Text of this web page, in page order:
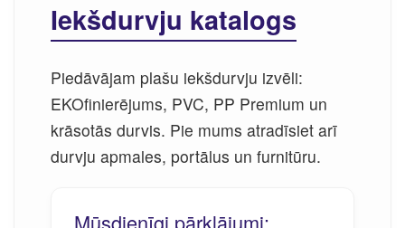
Iekšdurvju katalogs
Piedāvājam plašu iekšdurvju izvēli:
EKOfinierējums, PVC, PP Premium un
krāsotās durvis. Pie mums atradīsiet arī
durvju apmales, portālus un furnitūru.
Mūsdienīgi pārklājumi: